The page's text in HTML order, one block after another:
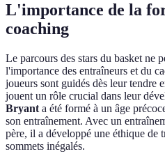
L'importance de la
coaching
Le parcours des stars du basket ne
l'importance des entraîneurs et du
joueurs sont guidés dès leur tendre
jouent un rôle crucial dans leur
Bryant a été formé à un âge
son entraînement. Avec un
père, il a développé une éthique de
sommets inégalés.